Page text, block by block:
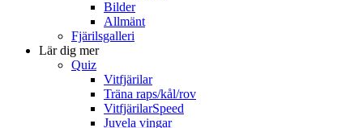
Bilder
Allmänt
Fjärilsgalleri
Lär dig mer
Quiz
Vitfjärilar
Träna raps/kål/rov
VitfjärilarSpeed
Juvela vingar